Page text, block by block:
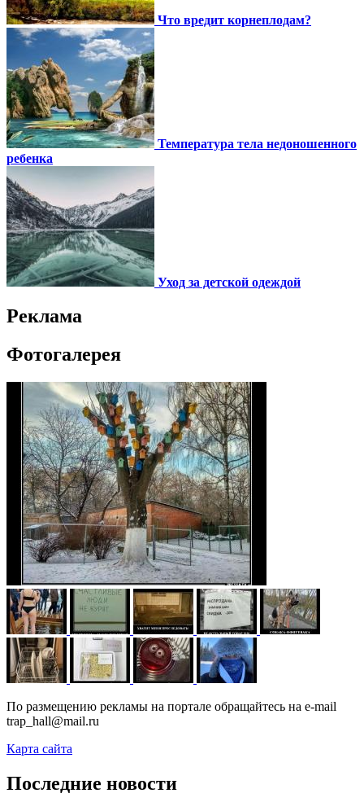
Что вредит корнеплодам?
Температура тела недоношенного
ребенка
Уход за детской одеждой
Реклама
Фотогалерея
По размещению рекламы на портале обращайтесь на e-mail
trap_hall@mail.ru
Карта сайта
Последние новости